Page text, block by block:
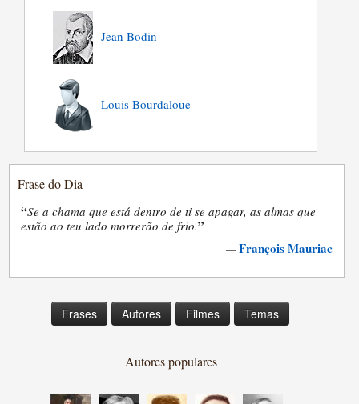
Jean Bodin
Louis Bourdaloue
Frase do Dia
“Se a chama que está dentro de ti se apagar, as almas que
estão ao teu lado morrerão de frio.”
—François Mauriac
Frases Autores Filmes Temas
Autores populares